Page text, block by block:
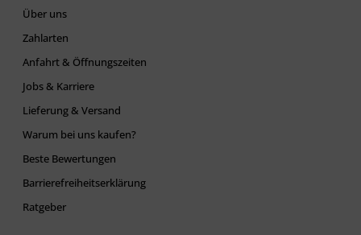
Über uns
Zahlarten
Anfahrt & Öffnungszeiten
Jobs & Karriere
Lieferung & Versand
Warum bei uns kaufen?
Beste Bewertungen
Barrierefreiheitserklärung
Ratgeber